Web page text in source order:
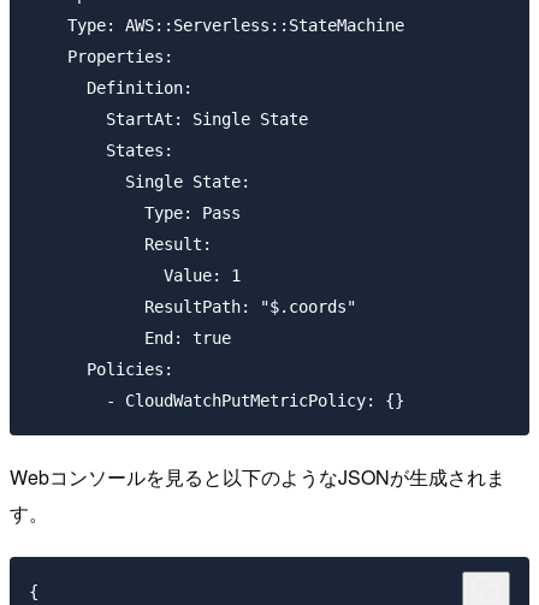
    Type: AWS::Serverless::StateMachine
    Properties:
      Definition:
        StartAt: Single State
        States:
          Single State:
            Type: Pass
            Result:
              Value: 1
            ResultPath: "$.coords"
            End: true
      Policies:
Webコンソールを見ると以下のようなJSONが生成されま
す。
{